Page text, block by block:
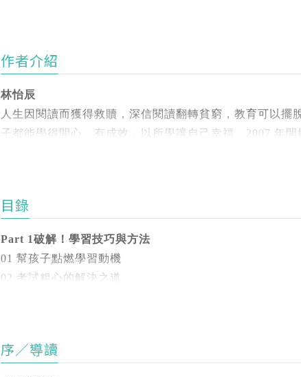
功課拖延、偏科嚴重、不愛閱讀、考試總是粗心大意⋯⋯
你是否也曾在心裡焦急，卻又不知道如何跟孩子溝通，一
累積20年教學經驗的林怡辰老師，同時也是三個孩子的家
Podcast節目「小學生診聊室」，深受家長喜愛。
本書是節目內容再升級，聚焦在最多家長關心的問題，
書中，作者用實用又溫暖的方式，拆解孩子在小學階段的
作者介紹
林怡辰
人生因閱讀而獲得救贖，深信閱讀翻轉貧窮，教育可以
子都能學得開心、有成效，以所學讓自己幸福。2007 年
《小學生的調查任務：發現驚奇圖書館》、《小學生的寫
高雄人，貓奴兼自由漫畫、插畫創作者。CCC追漫台《煉
目錄
Part 1破解！學習技巧與方法
01 幫孩子點燃學習動機
02 考試粗心的解決之道
06 讓孩子讀得進去也寫得出來
序／導讀